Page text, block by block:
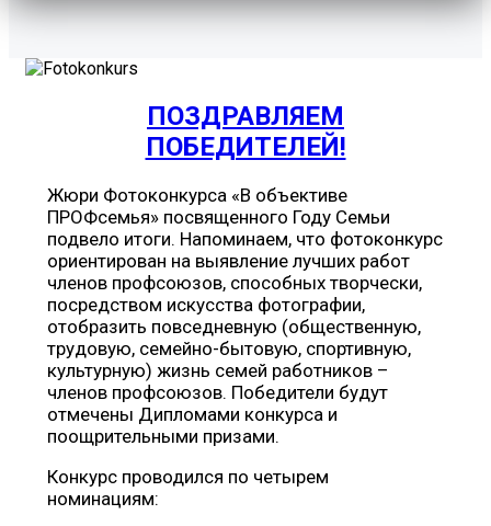
ПОЗДРАВЛЯЕМ
ПОБЕДИТЕЛЕЙ!
Жюри Фотоконкурса «В объективе
ПРОФсемья» посвященного Году Семьи
подвело итоги. Напоминаем, что фотоконкурс
ориентирован на выявление лучших работ
членов профсоюзов, способных творчески,
посредством искусства фотографии,
отобразить повседневную (общественную,
трудовую, семейно-бытовую, спортивную,
культурную) жизнь семей работников –
членов профсоюзов. Победители будут
отмечены Дипломами конкурса и
поощрительными призами.
Конкурс проводился по четырем
номинациям: